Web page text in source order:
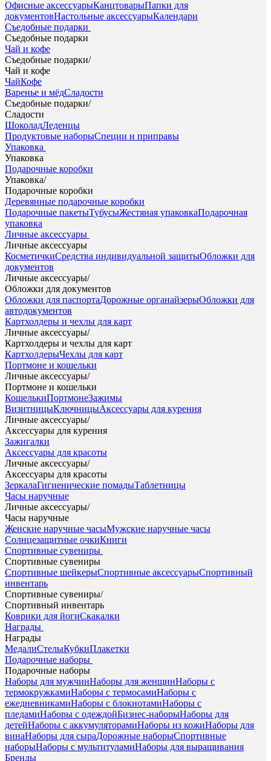
Офисные аксессуарыКанцтоварыПапки для
документовНастольные аксессуарыКалендари
Съедобные подарки
Съедобные подарки
Чай и кофе
Съедобные подарки/
Чай и кофе
ЧайКофе
Варенье и мёдСладости
Съедобные подарки/
Сладости
ШоколадЛеденцы
Продуктовые наборыСпеции и приправы
Упаковка
Упаковка
Подарочные коробки
Упаковка/
Подарочные коробки
Деревянные подарочные коробки
Подарочные пакетыТубусыЖестяная упаковкаПодарочная
упаковка
Личные аксессуары
Личные аксессуары
КосметичкиСредства индивидуальной защитыОбложки для
документов
Личные аксессуары/
Обложки для документов
Обложки для паспортаДорожные органайзерыОбложки для
автодокументов
Картхолдеры и чехлы для карт
Личные аксессуары/
Картхолдеры и чехлы для карт
КартхолдерыЧехлы для карт
Портмоне и кошельки
Личные аксессуары/
Портмоне и кошельки
КошелькиПортмонеЗажимы
ВизитницыКлючницыАксессуары для курения
Личные аксессуары/
Аксессуары для курения
Зажигалки
Аксессуары для красоты
Личные аксессуары/
Аксессуары для красоты
ЗеркалаГигиенические помадыТаблетницы
Часы наручные
Личные аксессуары/
Часы наручные
Женские наручные часыМужские наручные часы
Солнцезащитные очкиКниги
Спортивные сувениры
Спортивные сувениры
Спортивные шейкерыСпортивные аксессуарыСпортивный
инвентарь
Спортивные сувениры/
Спортивный инвентарь
Коврики для йогиСкакалки
Награды
Награды
МедалиСтелыКубкиПлакетки
Подарочные наборы
Подарочные наборы
Наборы для мужчинНаборы для женщинНаборы с
термокружкамиНаборы с термосамиНаборы с
ежедневникамиНаборы с блокнотамиНаборы с
пледамиНаборы с одеждойБизнес-наборыНаборы для
детейНаборы с аккумуляторамиНаборы из кожиНаборы для
винаНаборы для сыраДорожные наборыСпортивные
наборыНаборы с мультитуламиНаборы для выращивания
Бренды